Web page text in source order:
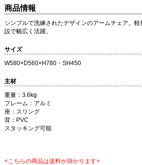
商品情報
シンプルで洗練されたデザインのアームチェア。
設で幅広く活躍。
サイズ
W580×D560×H780・SH450
主材
重量：3.6kg
フレーム：アルミ
座：スリング
背：PVC
スタッキング可能
<こちらの商品は送料が掛かります>